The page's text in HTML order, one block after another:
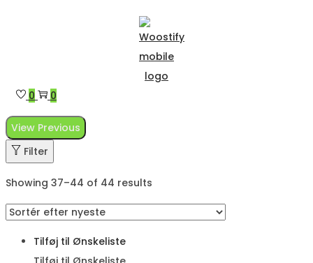
0 0
View Previous
Filter
Showing 37–44 of 44 results
Tilføj til Ønskeliste
Hjemmesiden er under konstruktion/under Construction